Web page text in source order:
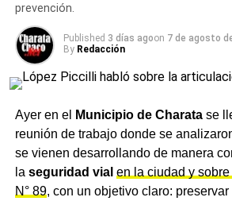
provincias, entre ellas el Chaco,
Córdoba, Tucumán y Salta, poniendo
conflicto docente tiene dimensión
causas más profundas están en las
gobierno nacional, no en las de las
Roberto Baradel deja
Qué cambia con
busca el gremio en
prevención.
Published 3 días agoon 7 de agosto
By Redacción
Ayer en el Municipio de Charatase
reunión de trabajo donde se
se vienen desarrollando de manera
la seguridad vial en la ciudad y
N° 89, con un objetivo claro: